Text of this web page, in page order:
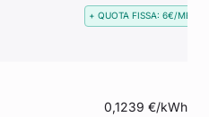
+ QUOTA FISSA: 6€/MESE
0,1239 €/kWh